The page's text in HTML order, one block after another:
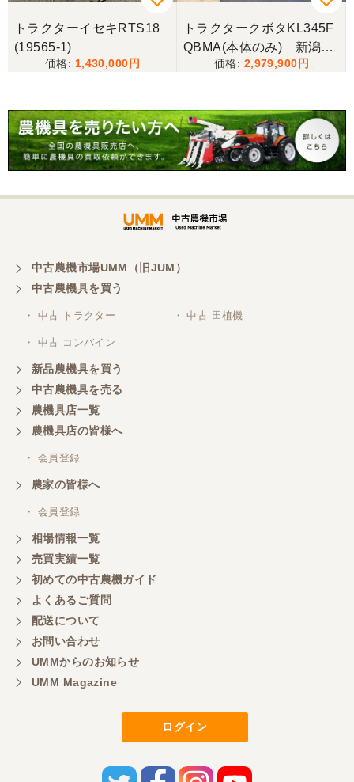
三重県／谷本勝美
こちらの、対応も、よく、大変、満足、です。
三重県／谷本勝美
こちらの、対応、も、よくして、くれました。
対応も、よくしてくれました、有難うございまし
三重県／山本
対応ありがとうございました。
三重県／山本
共立シュレッターを受け取りました。 状態は問題な
く、エンジンも調子がよさそうです。 ありがとうご
ざいました。
三重県／
嫌な顔をせずに一生懸命頑張ってくれる中山さんに
感謝しています。ここで3台買いましたが、これから
もよろしくお願いしたいです。
三重県／
初めてコンバインを買いに行ったのですが、とても
明るい方に担当していただき細かく説明して下さっ
てとても嬉しかったです。
担当さんの説明が丁寧で分かりやすく、急な要望に
も迅速に対応して頂き非常に助かりました。
トラクターイセキRTS18
(19565-1)
1,430,000
トラクタークボタKL345F
QBMA(本体のみ) 新潟●
2,979,900
中古農機市場UMM（旧JUM）
中古農機具を買う
・ 中古 トラクター ・ 中古 田植機
・ 中古 コンバイン
新品農機具を買う
中古農機具を売る
農機具店一覧
農機具店の皆様へ
・ 会員登録
農家の皆様へ
・ 会員登録
相場情報一覧
売買実績一覧
初めての中古農機ガイド
よくあるご質問
配送について
お問い合わせ
UMMからのお知らせ
UMM Magazine
ログイン